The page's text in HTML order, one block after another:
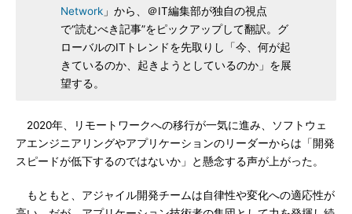
Network」から、＠IT編集部が独自の視点
で“読むべき記事”をピックアップして翻訳。グ
ローバルのITトレンドを先取りし「今、何が起
きているのか、起きようとしているのか」を展
望する。
2020年、リモートワークへの移行が一気に進み、ソフトウェ
アエンジニアリングやアプリケーションのリーダーからは「開発
スピードが低下するのではないか」と懸念する声が上がった。
もともと、アジャイル開発チームは自律性や変化への適応性が